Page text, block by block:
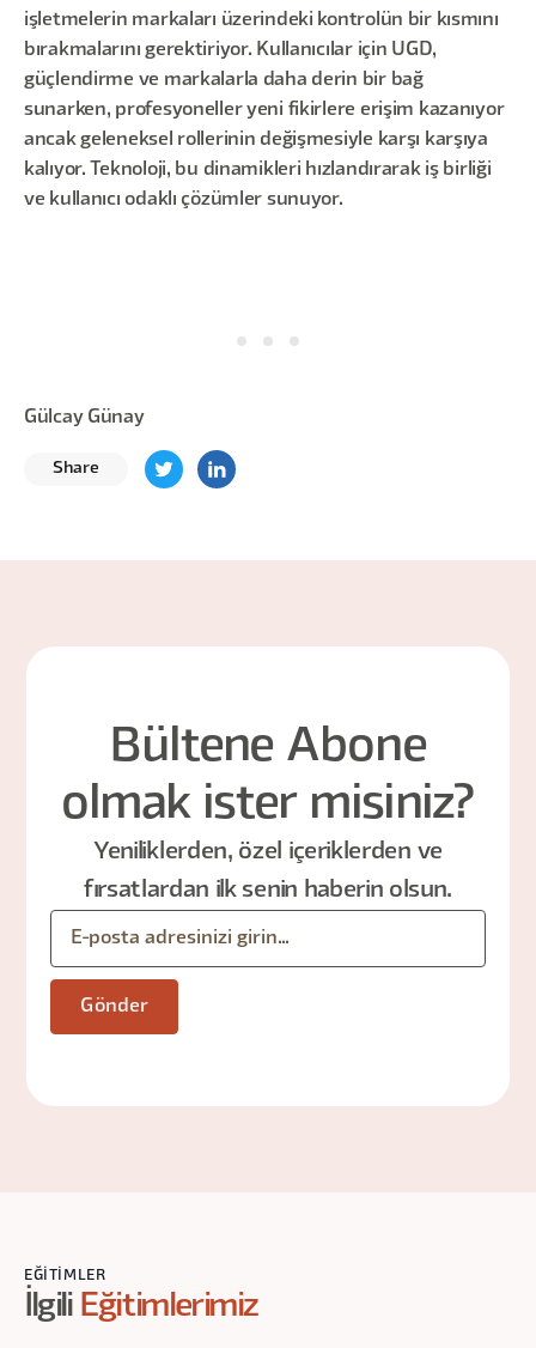
işletmelerin markaları üzerindeki kontrolün bir kısmını
bırakmalarını gerektiriyor. Kullanıcılar için UGD,
güçlendirme ve markalarla daha derin bir bağ
sunarken, profesyoneller yeni fikirlere erişim kazanıyor
ancak geleneksel rollerinin değişmesiyle karşı karşıya
kalıyor. Teknoloji, bu dinamikleri hızlandırarak iş birliği
ve kullanıcı odaklı çözümler sunuyor.
Gülcay Günay
Share
Bültene Abone
olmak ister misiniz?
Yeniliklerden, özel içeriklerden ve
fırsatlardan ilk senin haberin olsun.
EĞITIMLER
İlgili Eğitimlerimiz